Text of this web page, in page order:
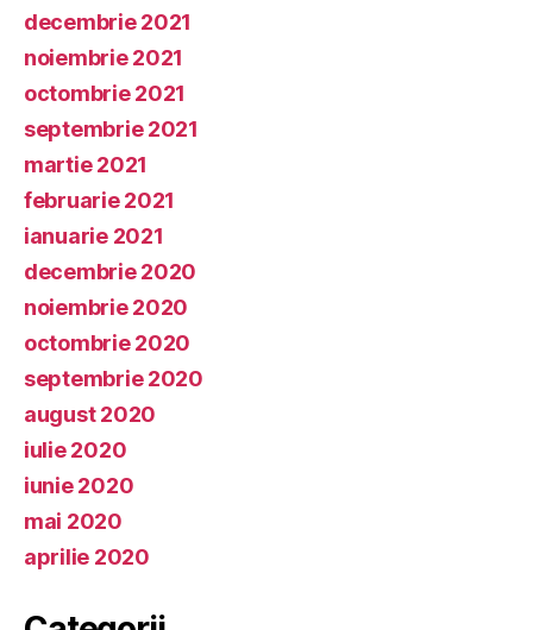
decembrie 2021
noiembrie 2021
octombrie 2021
septembrie 2021
martie 2021
februarie 2021
ianuarie 2021
decembrie 2020
noiembrie 2020
octombrie 2020
septembrie 2020
august 2020
iulie 2020
iunie 2020
mai 2020
aprilie 2020